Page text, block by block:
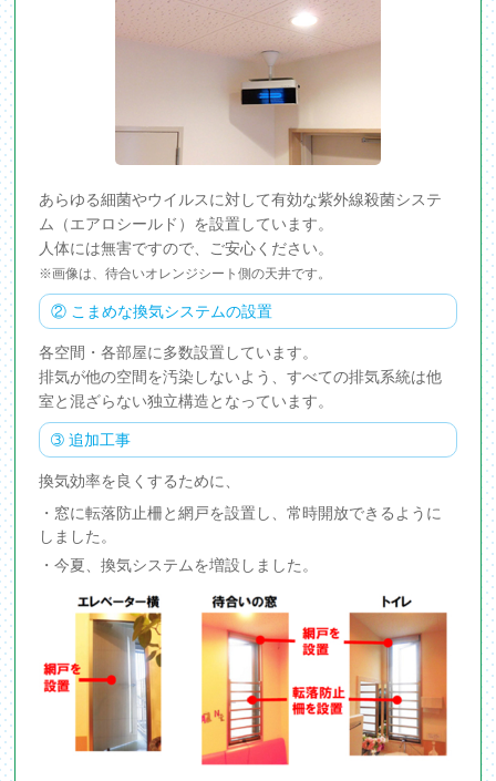
あらゆる細菌やウイルスに対して有効な紫外線殺菌システ
ム（エアロシールド）を設置しています。
人体には無害ですので、ご安心ください。
※画像は、待合いオレンジシート側の天井です。
② こまめな換気システムの設置
各空間・各部屋に多数設置しています。
排気が他の空間を汚染しないよう、すべての排気系統は他
室と混ざらない独立構造となっています。
➂ 追加工事
換気効率を良くするために、
・窓に転落防止柵と網戸を設置し、常時開放できるように
しました。
・今夏、換気システムを増設しました。